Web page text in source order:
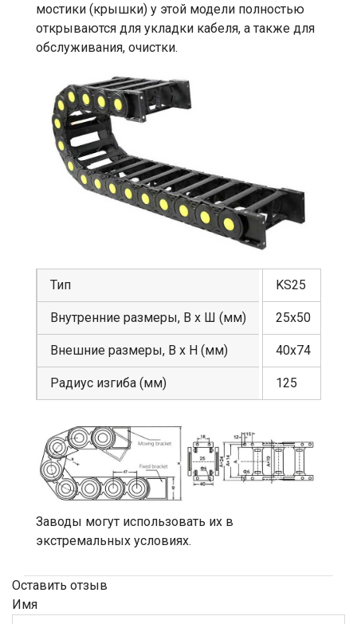
мостики (крышки) у этой модели полностью
открываются для укладки кабеля, а также для
обслуживания, очистки.
Тип
Внутренние размеры, В х Ш (мм)
Внешние размеры, В х Н (мм)
Радиус изгиба (мм)
KS25
25х50
40х74
125
Заводы могут использовать их в
экстремальных условиях.
Оставить отзыв
Имя